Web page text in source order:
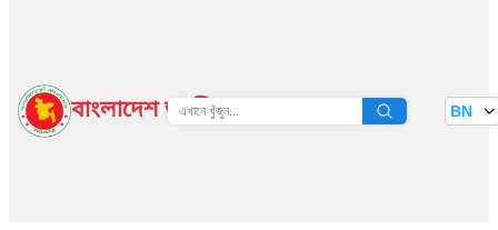
বাংলাদেশ জাতীয় তথ্য বাতায়ন BN